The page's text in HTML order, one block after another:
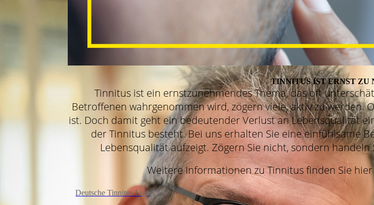
TINNITUS IST ERNST ZU
Tinnitus ist ein ernstzunehmendes Thema, das oft
Betroffenen wahrgenommen wird, zögern viele, aktiv zu werden.
ist. Doch damit geht ein bedeutender Verlust an Lebensqualität
der Tinnitus besteht. Bei uns erhalten Sie eine einfühlsame
Lebensqualität aufzeigt. Zögern Sie nicht, sondern
Weitere Informationen zu Tinnitus finden Sie
Deutsche Tinnitus Liga